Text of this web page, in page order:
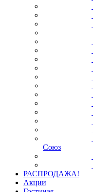
Союз
РАСПРОДАЖА!
Акции